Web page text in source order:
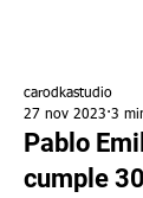
Pablo
cumple
carodkastudio
27 nov 2023 3